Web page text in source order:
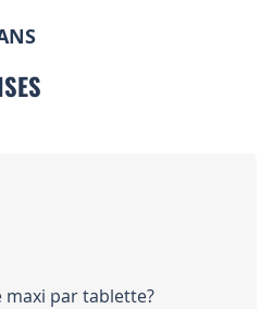
maxi par tablette?